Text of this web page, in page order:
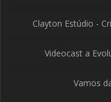
Clayton Estúdio -
Videocast a
Vamos